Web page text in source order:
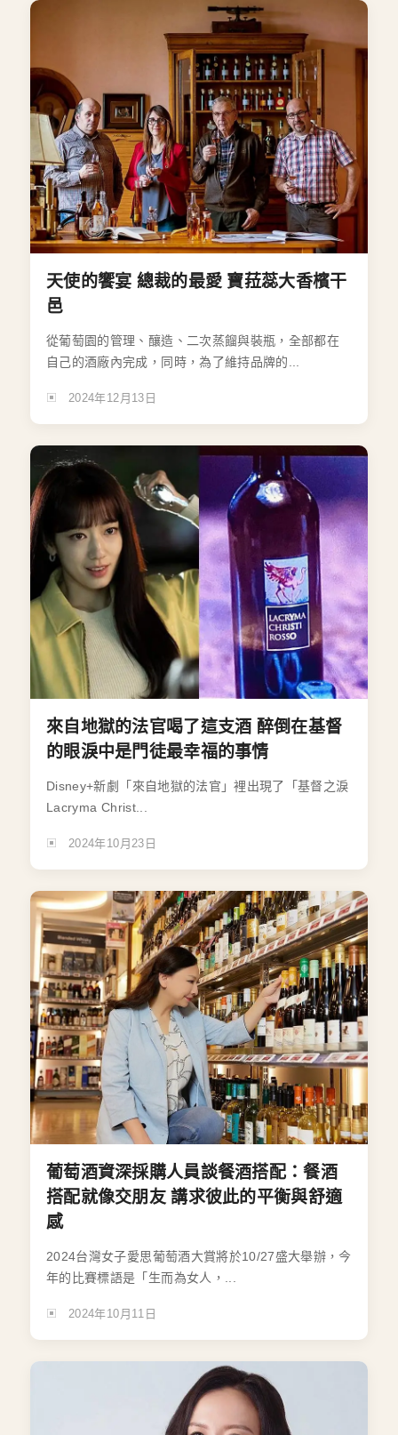
天使的饗宴 總裁的最愛 寶菈蕊大香檳干
邑
從葡萄園的管理、釀造、二次蒸餾與裝瓶，全部都在
自己的酒廠內完成，同時，為了維持品牌的...
2024年12月13日
來自地獄的法官喝了這支酒 醉倒在基督
的眼淚中是門徒最幸福的事情
Disney+新劇「來自地獄的法官」裡出現了「基督之淚
Lacryma Christ...
2024年10月23日
葡萄酒資深採購人員談餐酒搭配：餐酒
搭配就像交朋友 講求彼此的平衡與舒適
感
2024台灣女子愛思葡萄酒大賞將於10/27盛大舉辦，今
年的比賽標語是「生而為女人，...
2024年10月11日